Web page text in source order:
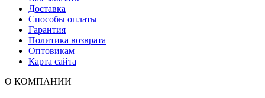
Доставка
Способы оплаты
Гарантия
Политика возврата
Оптовикам
Карта сайта
О КОМПАНИИ